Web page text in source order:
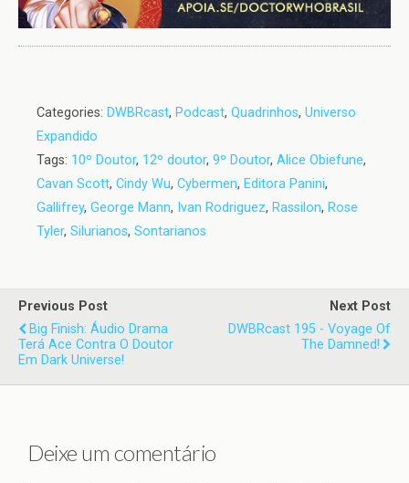
Categories: DWBRcast, Podcast, Quadrinhos, Universo
Expandido
Tags: 10º Doutor, 12º doutor, 9º Doutor, Alice Obiefune,
Cavan Scott, Cindy Wu, Cybermen, Editora Panini,
Gallifrey, George Mann, Ivan Rodriguez, Rassilon, Rose
Tyler, Silurianos, Sontarianos
Previous Post
Big Finish: Áudio Drama
Terá Ace Contra O Doutor
Em Dark Universe!
Next Post
DWBRcast 195 - Voyage Of
The Damned!
Deixe um comentário